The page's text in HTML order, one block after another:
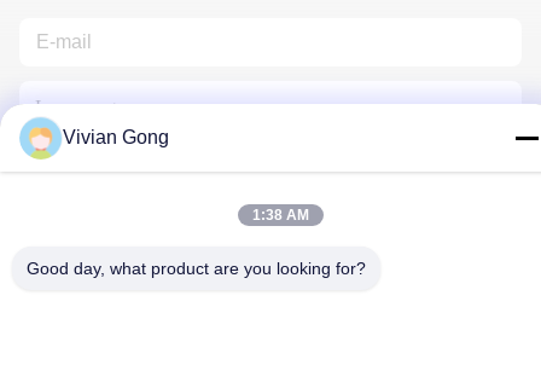
Vivian Gong
1:38 AM
Good day, what product are you looking for?